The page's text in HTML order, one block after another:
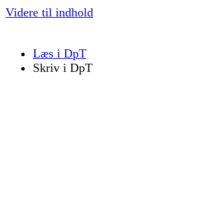
Videre til indhold
Læs i DpT
Skriv i DpT